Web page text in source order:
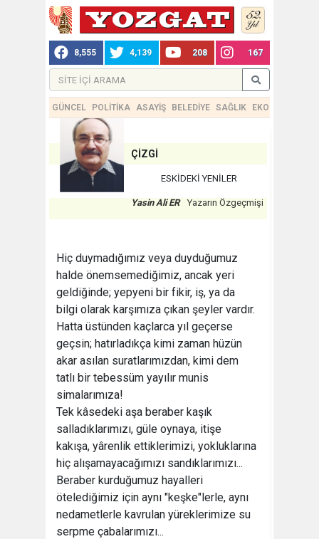
8,555 4,139 208 167
GÜNCEL POLİTİKA ASAYİŞ BELEDİYE SAĞLIK EKONOMİ
ÇİZGİ
ESKİDEKİ YENİLER
Yasin Ali ER Yazarın Özgeçmişi
Hiç duymadığımız veya duyduğumuz
halde önemsemediğimiz, ancak yeri
geldiğinde; yepyeni bir fikir, iş, ya da
bilgi olarak karşımıza çıkan şeyler vardır.
Hatta üstünden kaçlarca yıl geçerse
geçsin; hatırladıkça kimi zaman hüzün
akar asılan suratlarımızdan, kimi dem
tatlı bir tebessüm yayılır munis
simalarımıza!
Tek kâsedeki aşa beraber kaşık
salladıklarımızı, güle oynaya, itişe
kakışa, yârenlik ettiklerimizi, yokluklarına
hiç alışamayacağımızı sandıklarımızı...
Beraber kurduğumuz hayalleri
ötelediğimiz için aynı "keşke"lerle, aynı
nedametlerle kavrulan yüreklerimize su
serpme çabalarımızı...